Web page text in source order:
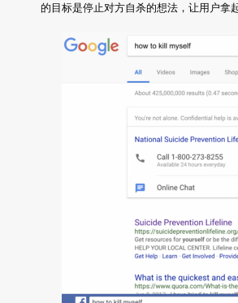
的目标是停止对方自杀的想法，让用户拿